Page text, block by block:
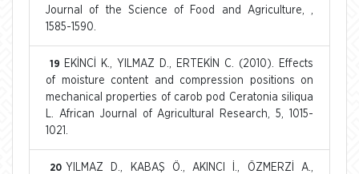
Journal of the Science of Food and Agriculture, ,
1585-1590.
19
EKİNCİ K., YILMAZ D., ERTEKİN C. (2010). Effects
of moisture content and compression positions on
mechanical properties of carob pod Ceratonia siliqua
L. African Journal of Agricultural Research, 5, 1015-
1021.
20 YILMAZ D., KABAŞ Ö., AKINCI İ., ÖZMERZİ A.,